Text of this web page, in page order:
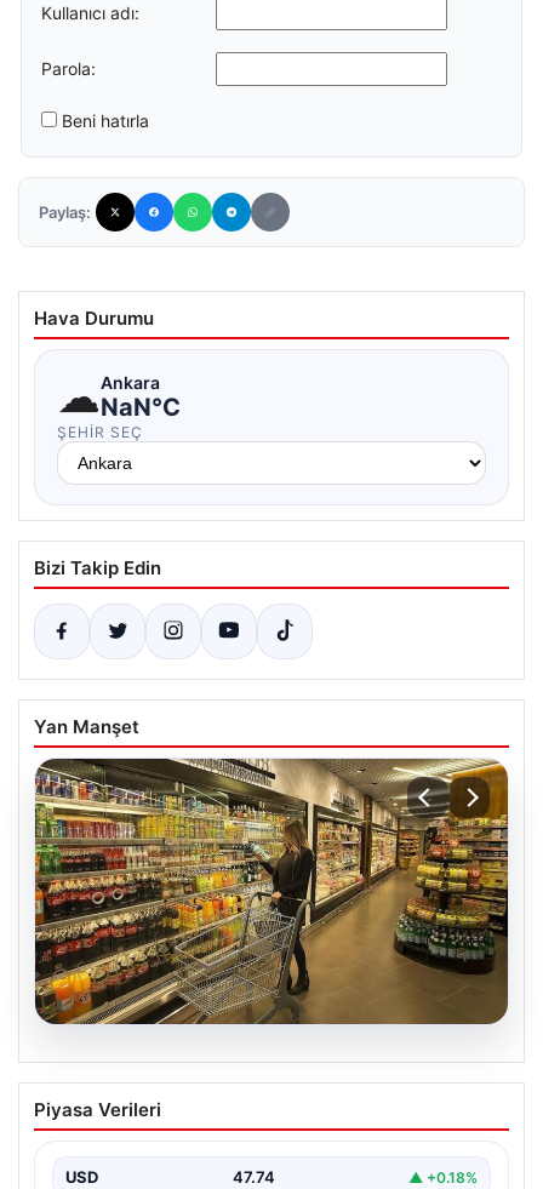
Kullanıcı adı:
Parola:
Beni hatırla
Paylaş:
Hava Durumu
☁Ankara
NaN°C
ŞEHIR SEÇ
Bizi Takip Edin
Yan Manşet
07.08.2026
Enflasyon verileri ne zaman
açıklanacak? 2026 TÜİK mart ayı
Piyasa Verileri
USD 47.74 ▲ +0.18%